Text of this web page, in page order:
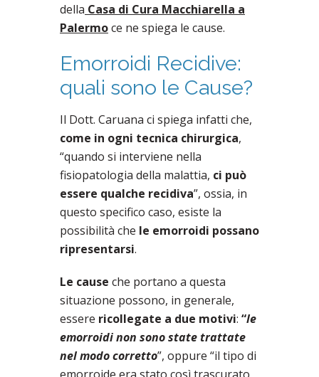
della Casa di Cura Macchiarella a
Palermoce ne spiega le cause.
Emorroidi Recidive:
quali sono le Cause?
Il Dott. Caruana ci spiega infatti che,
come in ogni tecnica chirurgica,
“quando si interviene nella
fisiopatologia della malattia, ci può
essere qualche recidiva”, ossia, in
questo specifico caso, esiste la
possibilità che le emorroidi possano
ripresentarsi.
Le cause che portano a questa
situazione possono, in generale,
essere ricollegate a due motivi: “le
emorroidi non sono state trattate
nel modo corretto”, oppure “il tipo di